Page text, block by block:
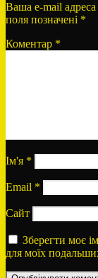
Ваша e-mail
поля позначені *
Коментар *
Ім'я *
Email *
Сайт
Зберегти моє
для моїх